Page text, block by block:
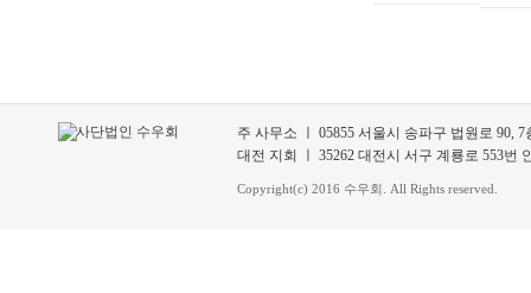
주 사무소 ㅣ 05855 서울시 송파구 법원로 90,
대전 지회 ㅣ 35262 대전시 서구 계룡로 553번
Copyright(c) 2016 수우회. All Rights reserved.